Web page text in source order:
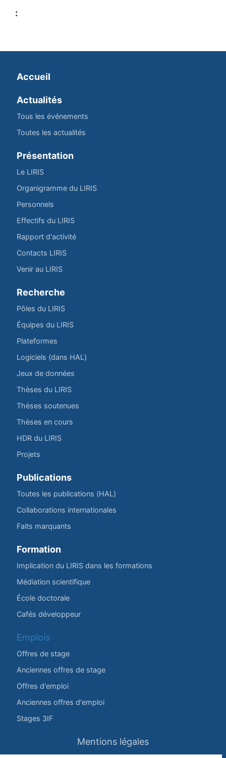
:
Accueil
Actualités
Tous les événements
Toutes les actualités
Présentation
Le LIRIS
Organigramme du LIRIS
Personnels
Effectifs du LIRIS
Rapport d'activité
Contacts LIRIS
Venir au LIRIS
Recherche
Pôles du LIRIS
Équipes du LIRIS
Plateformes
Logiciels (dans HAL)
Jeux de données
Thèses du LIRIS
Thèses soutenues
Thèses en cours
HDR du LIRIS
Projets
Publications
Toutes les publications (HAL)
Collaborations internationales
Faits marquants
Formation
Implication du LIRIS dans les formations
Médiation scientifique
École doctorale
Cafés développeur
Emplois
Offres de stage
Anciennes offres de stage
Offres d'emploi
Anciennes offres d'emploi
Stages 3IF
Mentions légales